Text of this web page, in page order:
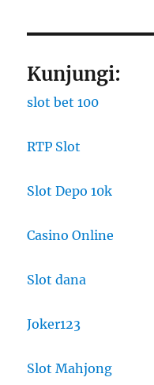
Kunjungi:
slot bet 100
RTP Slot
Slot Depo 10k
Casino Online
Slot dana
Joker123
Slot Mahjong